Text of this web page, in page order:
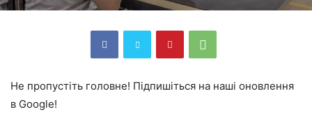
Не пропустіть головне! Підпишіться на наші оновлення
в Google!